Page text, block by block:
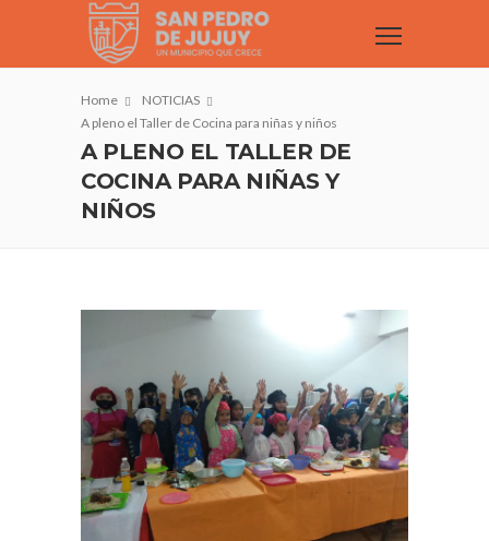
Home
NOTICIAS
A pleno el Taller de Cocina para niñas y niños
A PLENO EL TALLER DE
COCINA PARA NIÑAS Y
NIÑOS